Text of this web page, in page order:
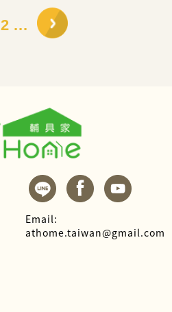
2 ...
Email:
athome.taiwan@gmail.com